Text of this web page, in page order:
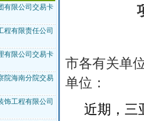
有限公司交易卡
程有限责任公司
有限公司交易卡
院海南分院交易
饰工程有限公司
市各有关单
单位：
近期，三